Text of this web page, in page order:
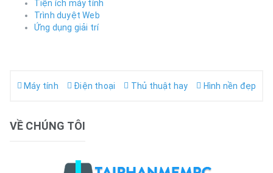
Tiện ích máy tính
Trình duyệt Web
Ứng dụng giải trí
Máy tính Điện thoại Thủ thuật hay Hình nền đẹp
VỀ CHÚNG TÔI